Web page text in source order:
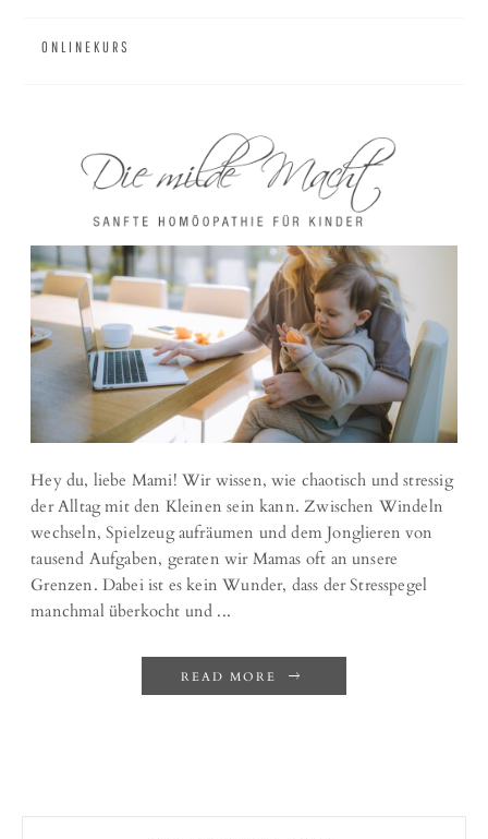
ONLINEKURS
Hey du, liebe Mami! Wir wissen, wie chaotisch und stressig
der Alltag mit den Kleinen sein kann. Zwischen Windeln
wechseln, Spielzeug aufräumen und dem Jonglieren von
tausend Aufgaben, geraten wir Mamas oft an unsere
Grenzen. Dabei ist es kein Wunder, dass der Stresspegel
manchmal überkocht und ...
READ MORE